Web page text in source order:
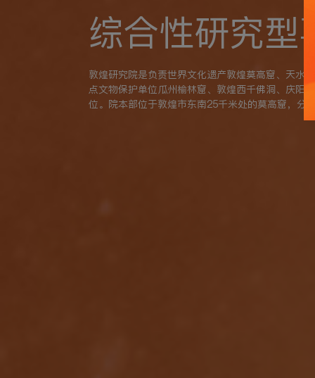
综合性研究型
敦煌研究院是负责世界文化遗产敦煌莫高窟、天水
点文物保护单位瓜州榆林窟、敦煌西千佛洞、庆阳
位。院本部位于敦煌市东南25千米处的莫高窟，分